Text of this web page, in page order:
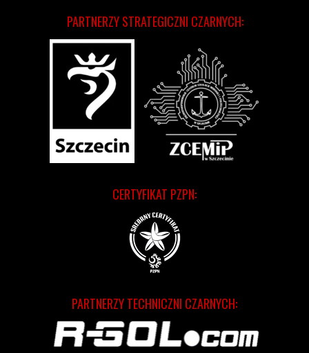
CERTYFIKAT PZPN:
PARTNERZY TECHNICZNI CZARNYCH:
PARTNERZY STRATEGICZNI CZARNYCH: